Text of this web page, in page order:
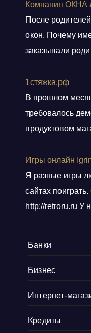
Компания
После
окон. Почему
заказывали
Заказали,
чего
в офис, И снова
всего
по
Показать
1стяжка.рф
В прошлом
требовалось
продуктовом
разговоров
хлам в
Ответственные!
Игры онлайн
Я разные игры
сайтах
http://retroru.ru У
коллекционеры.
прям
Банки
Бизнес
Интернет-
Кредиты